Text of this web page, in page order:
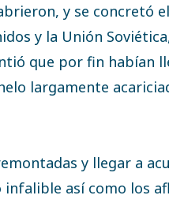
y se concretó
y la Unión
que por fin habían
largamente
y llegar a
infalible así como los